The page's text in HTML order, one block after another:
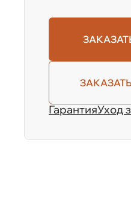
ГарантияУход